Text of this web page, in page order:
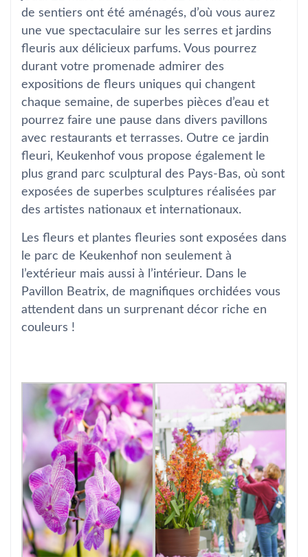
de sentiers ont été aménagés, d’où vous aurez
une vue spectaculaire sur les serres et jardins
fleuris aux délicieux parfums. Vous pourrez
durant votre promenade admirer des
expositions de fleurs uniques qui changent
chaque semaine, de superbes pièces d’eau et
pourrez faire une pause dans divers pavillons
avec restaurants et terrasses. Outre ce jardin
fleuri, Keukenhof vous propose également le
plus grand parc sculptural des Pays-Bas, où sont
exposées de superbes sculptures réalisées par
des artistes nationaux et internationaux.
Les fleurs et plantes fleuries sont exposées dans
le parc de Keukenhof non seulement à
l’extérieur mais aussi à l’intérieur. Dans le
Pavillon Beatrix, de magnifiques orchidées vous
attendent dans un surprenant décor riche en
couleurs !